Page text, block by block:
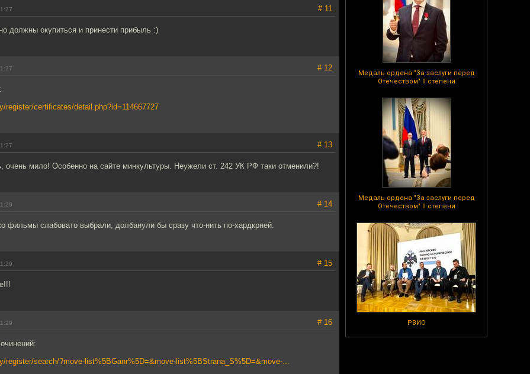
Медаль ордена "За заслуги перед
Отечеством" II степени
Медаль ордена "За заслуги перед
Отечеством" II степени
РВИО
# 11
должны окупиться и принести прибыль :)
# 12
register/certificates/detail.php?id=114667727
# 13
очень мило! Особенно на сайте минкультуры. Неужели ст. 242 УК РФ таки отменили?!
# 14
фильмы слабовато выбрали, долбанули бы сразу что-нить по-хардкрней.
# 15
# 16
register/search/?move-list%5BGanr%5D=&move-list%5BStrana_S%5D=&move-...